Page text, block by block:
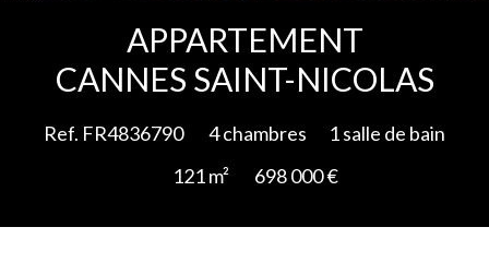
APPARTEMENT
CANNES SAINT-NICOLAS
Ref. FR4836790 4 chambres
1 salle de bain
121 m²
698 000 €